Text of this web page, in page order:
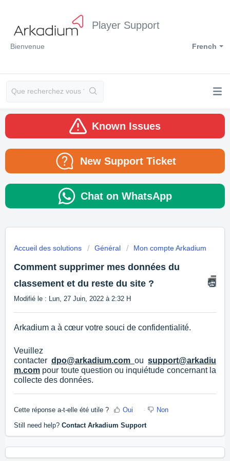
Player Support
French
Bienvenue
Known Issues
New Support Ticket
Chat on WhatsApp
Accueil des solutions Général Mon compte Arkadium
Comment supprimer mes données du
classement et du reste du site ?
Modifié le : Lun, 27 Juin, 2022 à 2:32 H
Arkadium a à cœur votre souci de confidentialité.
Veuillez
contacter dpo@arkadium.com ou support@arkadiu
m.com pour toute question ou inquiétude concernant la
collecte des données.
Cette réponse a-t-elle été utile ? Oui Non
Still need help? Contact Arkadium Support